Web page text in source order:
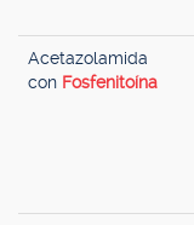
Acetazolamida
con Fosfenitoína